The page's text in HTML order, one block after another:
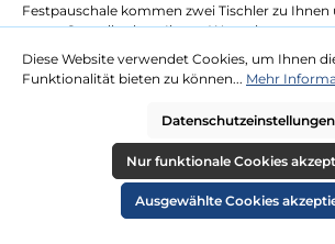
Festpauschale kommen zwei Tischler zu
neuen Strandkorb an Ihrem Wunschort.
mehr erfahren
Diese Website verwendet Cookies, um Ihnen
Funktionalität bieten zu können... Mehr
Datenschutzeinstellungen
Nur funktionale Cookies
Ausgewählte Cookies